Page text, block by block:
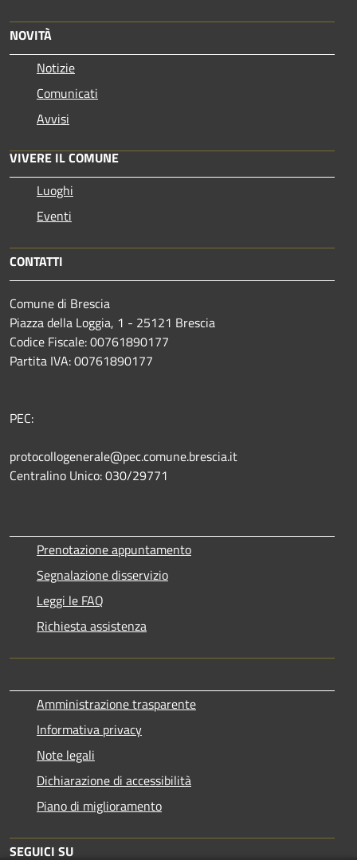
NOVITÀ
Notizie
Comunicati
Avvisi
VIVERE IL COMUNE
Luoghi
Eventi
CONTATTI
Comune di Brescia
Piazza della Loggia, 1 - 25121 Brescia
Codice Fiscale: 00761890177
Partita IVA: 00761890177
PEC:
protocollogenerale@pec.comune.brescia.it
Centralino Unico: 030/29771
Prenotazione appuntamento
Segnalazione disservizio
Leggi le FAQ
Richiesta assistenza
Amministrazione trasparente
Informativa privacy
Note legali
Dichiarazione di accessibilità
Piano di miglioramento
SEGUICI SU